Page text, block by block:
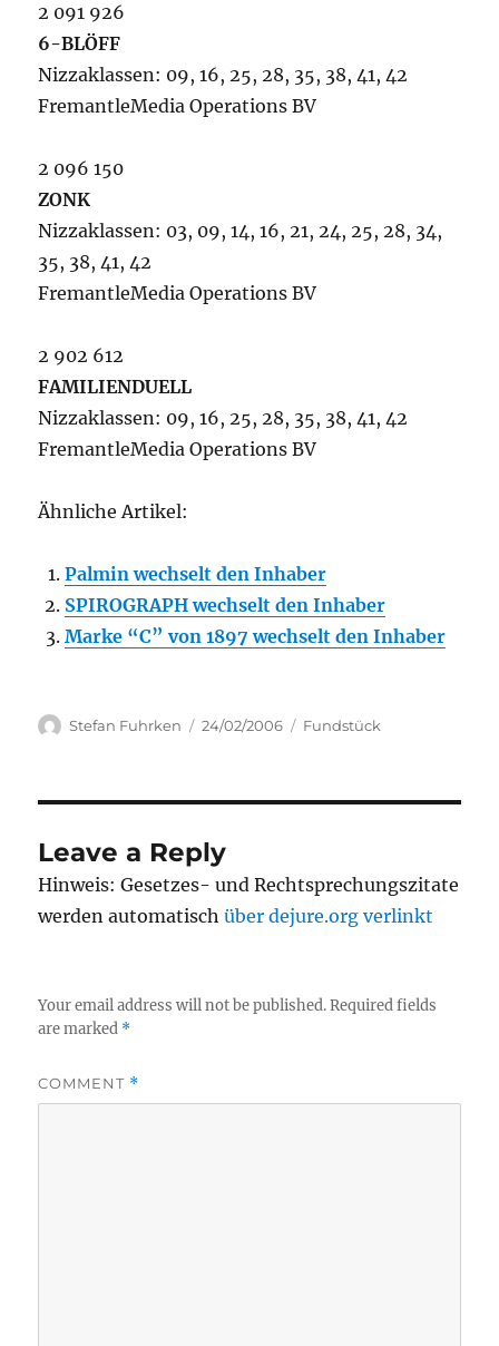
2 091 926
6-BLÖFF
Nizzaklassen: 09, 16, 25, 28, 35, 38, 41, 42
FremantleMedia Operations BV
2 096 150
ZONK
Nizzaklassen: 03, 09, 14, 16, 21, 24, 25, 28, 34,
35, 38, 41, 42
FremantleMedia Operations BV
2 902 612
FAMILIENDUELL
Nizzaklassen: 09, 16, 25, 28, 35, 38, 41, 42
FremantleMedia Operations BV
Ähnliche Artikel:
Palmin wechselt den Inhaber
SPIROGRAPH wechselt den Inhaber
Marke “C” von 1897 wechselt den Inhaber
Author
Stefan Fuhrken
Posted
24/02/2006 Categories
Fundstück
Leave a Reply
Hinweis: Gesetzes- und Rechtsprechungszitate
werden automatischüber dejure.org verlinkt
Your email address will not be published. Required fields
are marked *
COMMENT *